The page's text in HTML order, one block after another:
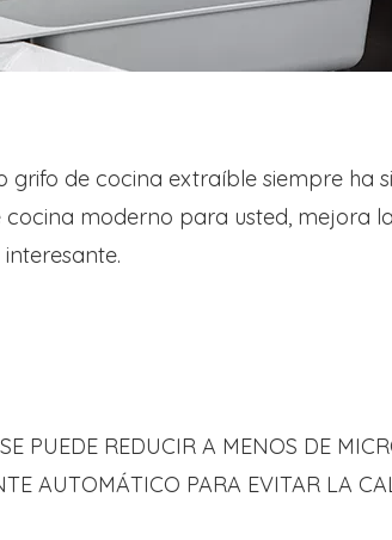
grifo de cocina extraíble siempre ha
cocina moderno para usted, mejora
PUEDE REDUCIR A MENOS DE
AUTOMÁTICO PARA EVITAR LA